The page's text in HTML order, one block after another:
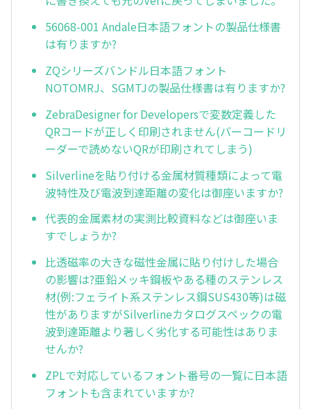
56068-001 Andale日本語フォントの製品仕様書
は有りますか?
ZQシリーズバンドル日本語フォント
NOTOMRJ、SGMTJの製品仕様書は有りますか?
ZebraDesigner for Developersで変数定義した
QRコードが正しく印刷されません(バーコードリ
ーダーで読めないQRが印刷されてしまう)
Silverlineを貼り付ける金属材質種類によって電
波特性及び電波到達距離の変化は御座いますか?
代表的金属素材の実測比較資料などは御座いま
すでしょうか?
比透磁率の大きな磁性金属に貼り付けした場合
の影響は?亜鉛メッキ鋼板やある種のステンレス
材(例:フェライト系ステンレス鋼SUS430等)は磁
性がありますがSilverlineカタログスペックの電
波到達距離より著しく劣化する可能性はありま
せんか?
ZPLで対応しているフォント番号の一覧に日本語
フォントも含まれていますか?